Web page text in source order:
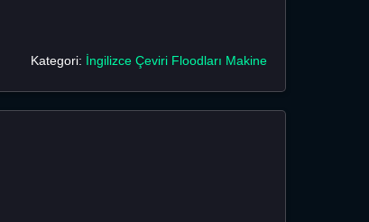
Kategori: İngilizce Çeviri Floodları Makine